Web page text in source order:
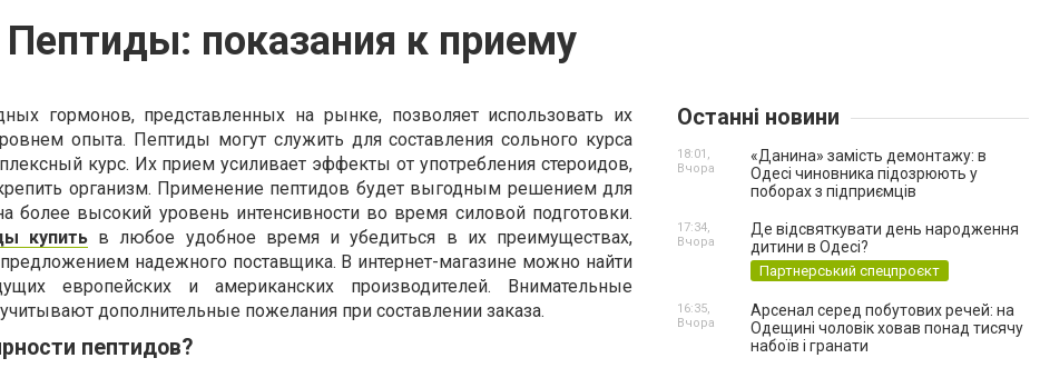
Пептиды: показания к приему
гормонов, представленных на рынке, позволяет использовать их
опыта. Пептиды могут служить для составления сольного курса
курс. Их прием усиливает эффекты от употребления стероидов,
организм. Применение пептидов будет выгодным решением для
более высокий уровень интенсивности во время силовой подготовки.
купитьв любое удобное время и убедиться в их преимуществах,
надежного поставщика. В интернет-магазине можно найти
европейских и американских производителей. Внимательные
дополнительные пожелания при составлении заказа.
пептидов?
Останні новини
«Данина» замість демонтажу: в
Одесі чиновника підозрюють у
поборах з підприємців
18:01,
Вчора
Де відсвяткувати день народження
дитини в Одесі?
Партнерський спецпроєкт
17:34,
Вчора
Арсенал серед побутових речей: на
Одещині чоловік ховав понад тисячу
набоїв і гранати
16:35,
Вчора